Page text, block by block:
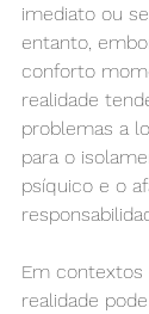
imediato ou
entanto,
conforto
realidade
problemas a
para o
psíquico e o
Em contextos
realidade